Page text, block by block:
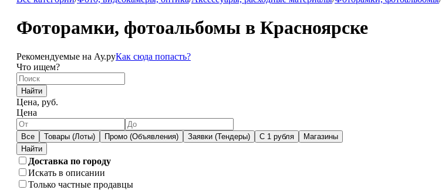
Фоторамки, фотоальбомы в Красноярске
Рекомендуемые на Ау.руКак сюда попасть?
Что ищем?
Найти
Цена, руб.
Цена
Все Товары (Лоты) Промо (Объявления) Заявки (Тендеры) С 1 рубля Магазины
Доставка по городу
Искать в описании
Только частные продавцы